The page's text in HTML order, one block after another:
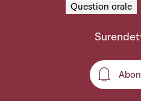
Question orale